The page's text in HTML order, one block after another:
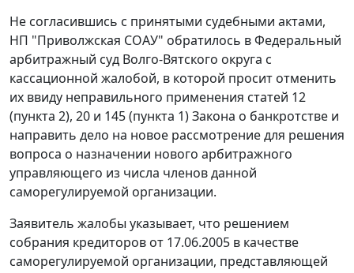
Не согласившись с принятыми судебными актами,
НП "Приволжская СОАУ" обратилось в Федеральный
арбитражный суд Волго-Вятского округа с
кассационной жалобой, в которой просит отменить
их ввиду неправильного применения статей 12
(пункта 2), 20 и 145 (пункта 1) Закона о банкротстве и
направить дело на новое рассмотрение для решения
вопроса о назначении нового арбитражного
управляющего из числа членов данной
саморегулируемой организации.
Заявитель жалобы указывает, что решением
собрания кредиторов от 17.06.2005 в качестве
саморегулируемой организации, представляющей